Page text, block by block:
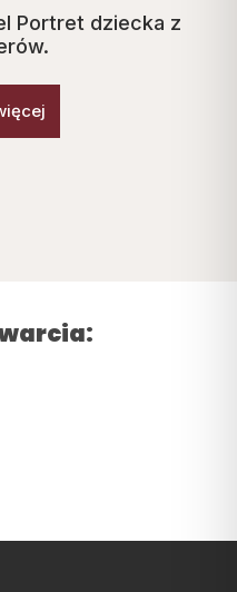
Portret dziecka z